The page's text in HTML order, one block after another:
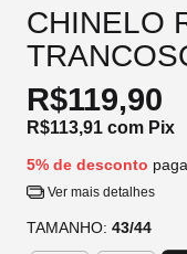
CHINELO
R$119,90
R$113,91 com Pix
5% de desconto
Ver mais detalhes
TAMANHO: 43/44